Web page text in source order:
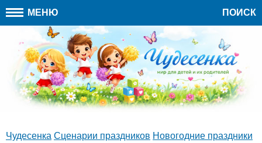
МЕНЮ ПОИСК
Чудесенка Сценарии праздников Новогодние праздники